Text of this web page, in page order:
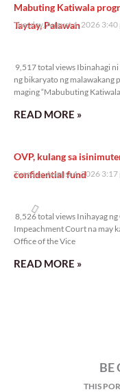
Mabuting Katiwala
Taytay, Palawan
Tuesday, August 4, 2026 3:40
9,517 total views Ibinahagi
ng bikaryato ng malawakang
maging “Mabubuting
READ MORE »
OVP, kulang sa
confidential fund
Tuesday, August 4, 2026 3:17
8,526 total views Inihayag
Impeachment Court na may
Office of the Vice
READ MORE »
BE
THIS